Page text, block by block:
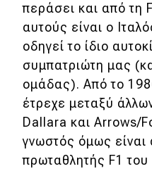
περάσει και από τη
αυτούς είναι ο
οδηγεί το ίδιο
συμπατριώτη μας
ομάδας). Από το
έτρεχε μεταξύ
Dallara και Arrows/
γνωστός όμως
πρωταθλητής F1